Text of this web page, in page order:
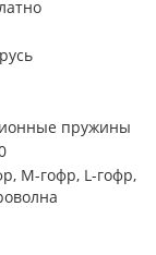
пружины
М-гофр, L-гофр,